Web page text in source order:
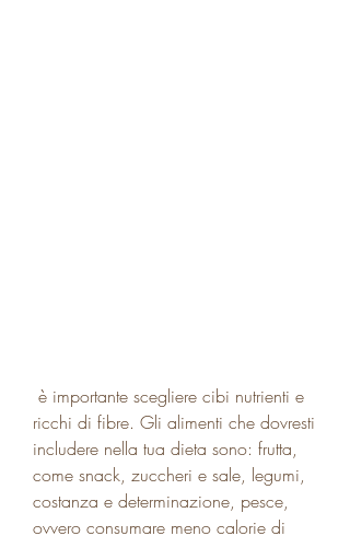
ricchi di fibre. Gli alimenti che dovresti
includere nella tua dieta sono: frutta,
come snack, zuccheri e sale, legumi,
costanza e determinazione, pesce,
ovvero consumare meno calorie di